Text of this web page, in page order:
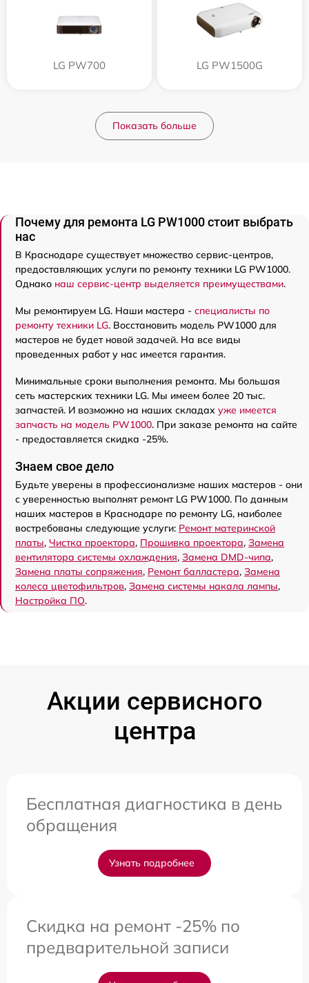
LG PW700 LG PW1500G
Показать больше
Почему для ремонта LG PW1000 стоит выбрать
нас
В Краснодаре существует множество сервис-центров,
предоставляющих услуги по ремонту техники LG PW1000.
Однако наш сервис-центр выделяется преимуществами.
Мы ремонтируем LG. Наши мастера - специалисты по
ремонту техники LG. Восстановить модель PW1000 для
мастеров не будет новой задачей. На все виды
проведенных работ у нас имеется гарантия.
Минимальные сроки выполнения ремонта. Мы большая
сеть мастерских техники LG. Мы имеем более 20 тыс.
запчастей. И возможно на наших складах уже имеется
запчасть на модель PW1000. При заказе ремонта на сайте
- предоставляется скидка -25%.
Знаем свое дело
Будьте уверены в профессионализме наших мастеров - они
с уверенностью выполнят ремонт LG PW1000. По данным
наших мастеров в Краснодаре по ремонту LG, наиболее
востребованы следующие услуги: Ремонт материнской
платы, Чистка проектора, Прошивка проектора, Замена
вентилятора системы охлаждения, Замена DMD-чипа,
Замена платы сопряжения, Ремонт балластера, Замена
колеса цветофильтров, Замена системы накала лампы,
Настройка ПО.
Акции сервисного
центра
Бесплатная диагностика в день
обращения
Узнать подробнее
Скидка на ремонт -25% по
предварительной записи